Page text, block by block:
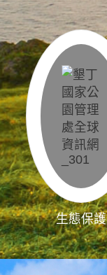
生態保護